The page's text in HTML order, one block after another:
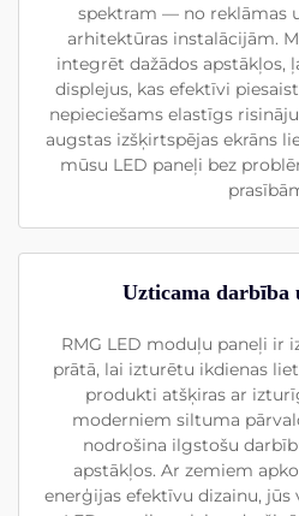
spektram — no reklāmas
arhitektūras instalācijām.
integrēt dažādos apstākļos,
displejus, kas efektīvi
nepieciešams elastīgs
augstas izšķirtspējas ekrāns
mūsu LED paneļi bez
Uzticama darbība
RMG LED moduļu paneļi ir
prātā, lai izturētu ikdienas
produkti atšķiras ar
moderniem siltuma
nodrošina ilgstošu
apstākļos. Ar zemiem
enerģijas efektīvu dizainu, jūs